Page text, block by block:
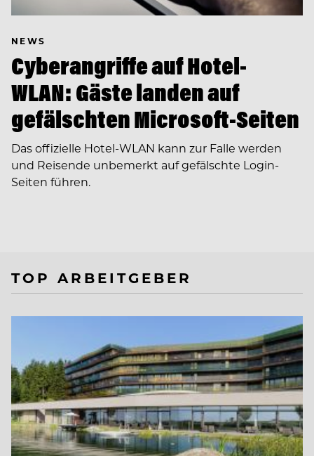
NEWS
Cyberangriffe auf Hotel-
WLAN: Gäste landen auf
gefälschten Microsoft-Seiten
Das offizielle Hotel-WLAN kann zur Falle werden
und Reisende unbemerkt auf gefälschte Login-
Seiten führen.
TOP ARBEITGEBER